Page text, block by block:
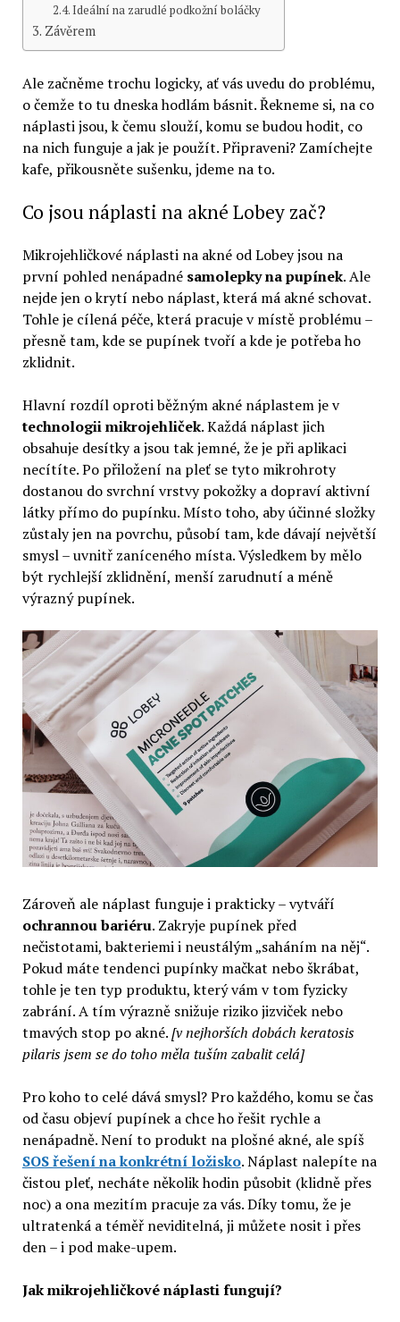
Ideální na zarudlé podkožní boláčky
Závěrem
Ale začněme trochu logicky, ať vás uvedu do problému,
o čemže to tu dneska hodlám básnit. Řekneme si, na co
náplasti jsou, k čemu slouží, komu se budou hodit, co
na nich funguje a jak je použít. Připraveni? Zamíchejte
kafe, přikousněte sušenku, jdeme na to.
Co jsou náplasti na akné Lobey zač?
Mikrojehličkové náplasti na akné od Lobey jsou na
první pohled nenápadné samolepky na pupínek. Ale
nejde jen o krytí nebo náplast, která má akné schovat.
Tohle je cílená péče, která pracuje v místě problému –
přesně tam, kde se pupínek tvoří a kde je potřeba ho
zklidnit.
Hlavní rozdíl oproti běžným akné náplastem je v
technologii mikrojehliček. Každá náplast jich
obsahuje desítky a jsou tak jemné, že je při aplikaci
necítíte. Po přiložení na pleť se tyto mikrohroty
dostanou do svrchní vrstvy pokožky a dopraví aktivní
látky přímo do pupínku. Místo toho, aby účinné složky
zůstaly jen na povrchu, působí tam, kde dávají největší
smysl – uvnitř zaníceného místa. Výsledkem by mělo
být rychlejší zklidnění, menší zarudnutí a méně
výrazný pupínek.
Zároveň ale náplast funguje i prakticky – vytváří
ochrannou bariéru. Zakryje pupínek před
nečistotami, bakteriemi i neustálým „saháním na něj“.
Pokud máte tendenci pupínky mačkat nebo škrábat,
tohle je ten typ produktu, který vám v tom fyzicky
zabrání. A tím výrazně snižuje riziko jizviček nebo
tmavých stop po akné.[v nejhorších dobách keratosis
pilaris jsem se do toho měla tuším zabalit celá]
Pro koho to celé dává smysl? Pro každého, komu se čas
od času objeví pupínek a chce ho řešit rychle a
nenápadně. Není to produkt na plošné akné, ale spíš
SOS řešení na konkrétní ložisko. Náplast nalepíte na
čistou pleť, necháte několik hodin působit (klidně přes
noc) a ona mezitím pracuje za vás. Díky tomu, že je
ultratenká a téměř neviditelná, ji můžete nosit i přes
den – i pod make-upem.
Jak mikrojehličkové náplasti fungují?